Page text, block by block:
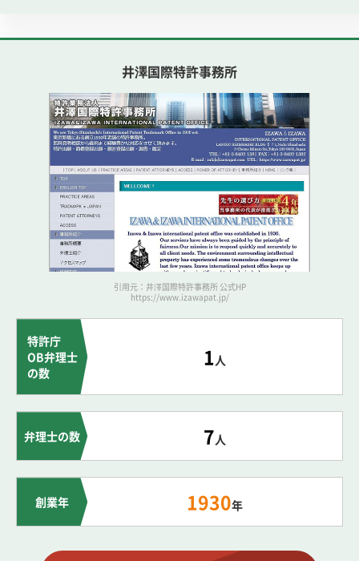
井澤国際特許事務所
引用元：井澤国際特許事務所 公式HP
https://www.izawapat.jp/
特許庁
OB弁理士
の数
1人
弁理士の数 7人
創業年 1930年